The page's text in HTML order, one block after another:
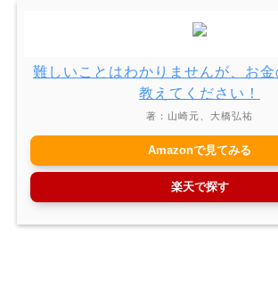
難しいことはわかりませんが、お
教えてください！
著：山崎元、大橋弘祐
Amazonで見てみる
楽天で探す